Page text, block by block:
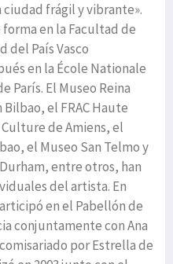
frágil y vibrante».
forma en la Facultad de
del País Vasco
en la École Nationale
París. El Museo Reina
el FRAC Haute
de Amiens, el
el Museo San Telmo y
entre otros, han
del artista. En
en el Pabellón de
conjuntamente con Ana
por Estrella de